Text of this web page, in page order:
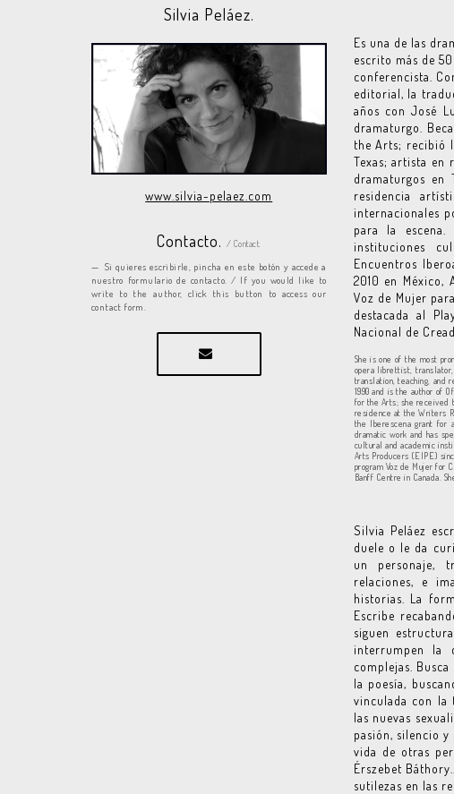
Silvia Peláez.
www.silvia-pelaez.com
Contacto. / Contact.
Si quieres escribirle, pincha en este botón y accede a
nuestro formulario de contacto. / If you would like to
write to the author, click this button to access our
contact form.
Es una de las
escrito más de
conferencista.
editorial, la
años con José
dramaturgo.
the Arts; recibió
Texas; artista en
dramaturgos en
residencia
internacionales
para la
instituciones
Encuentros
2010 en México,
Voz de Mujer
destacada al
Nacional de
She is one of the most
opera librettist, translator,
translation, teaching, and
1990 and is the author of
for the Arts; she received
residence at the Writers
the Iberescena grant for
dramatic work and has
cultural and academic
Arts Producers (EIPE)
program Voz de Mujer for
Banff Centre in Canada.
Silvia Peláez
duele o le da
un personaje,
relaciones, e
historias. La
Escribe
siguen
interrumpen la
complejas.
la poesía,
vinculada con la
las nuevas
pasión, silencio
vida de otras
Érszebet
sutilezas en las